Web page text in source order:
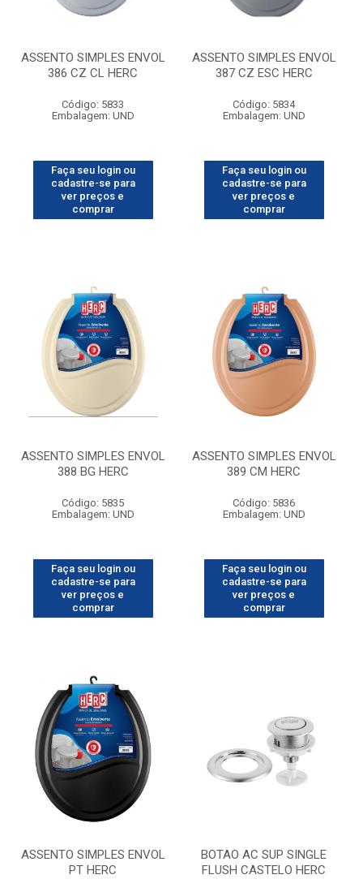
ASSENTO SIMPLES ENVOL
386 CZ CL HERC
Código: 5833
Embalagem: UND
Faça seu login ou
cadastre-se para
ver preços e
comprar
ASSENTO SIMPLES ENVOL
387 CZ ESC HERC
Código: 5834
Embalagem: UND
Faça seu login ou
cadastre-se para
ver preços e
comprar
ASSENTO SIMPLES ENVOL
388 BG HERC
Código: 5835
Embalagem: UND
Faça seu login ou
cadastre-se para
ver preços e
comprar
ASSENTO SIMPLES ENVOL
389 CM HERC
Código: 5836
Embalagem: UND
Faça seu login ou
cadastre-se para
ver preços e
comprar
ASSENTO SIMPLES ENVOL
PT HERC
BOTAO AC SUP SINGLE
FLUSH CASTELO HERC